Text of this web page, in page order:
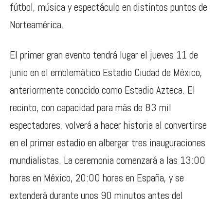
fútbol, música y espectáculo en distintos puntos de
Norteamérica.
El primer gran evento tendrá lugar el jueves 11 de
junio en el emblemático Estadio Ciudad de México,
anteriormente conocido como Estadio Azteca. El
recinto, con capacidad para más de 83 mil
espectadores, volverá a hacer historia al convertirse
en el primer estadio en albergar tres inauguraciones
mundialistas. La ceremonia comenzará a las 13:00
horas en México, 20:00 horas en España, y se
extenderá durante unos 90 minutos antes del